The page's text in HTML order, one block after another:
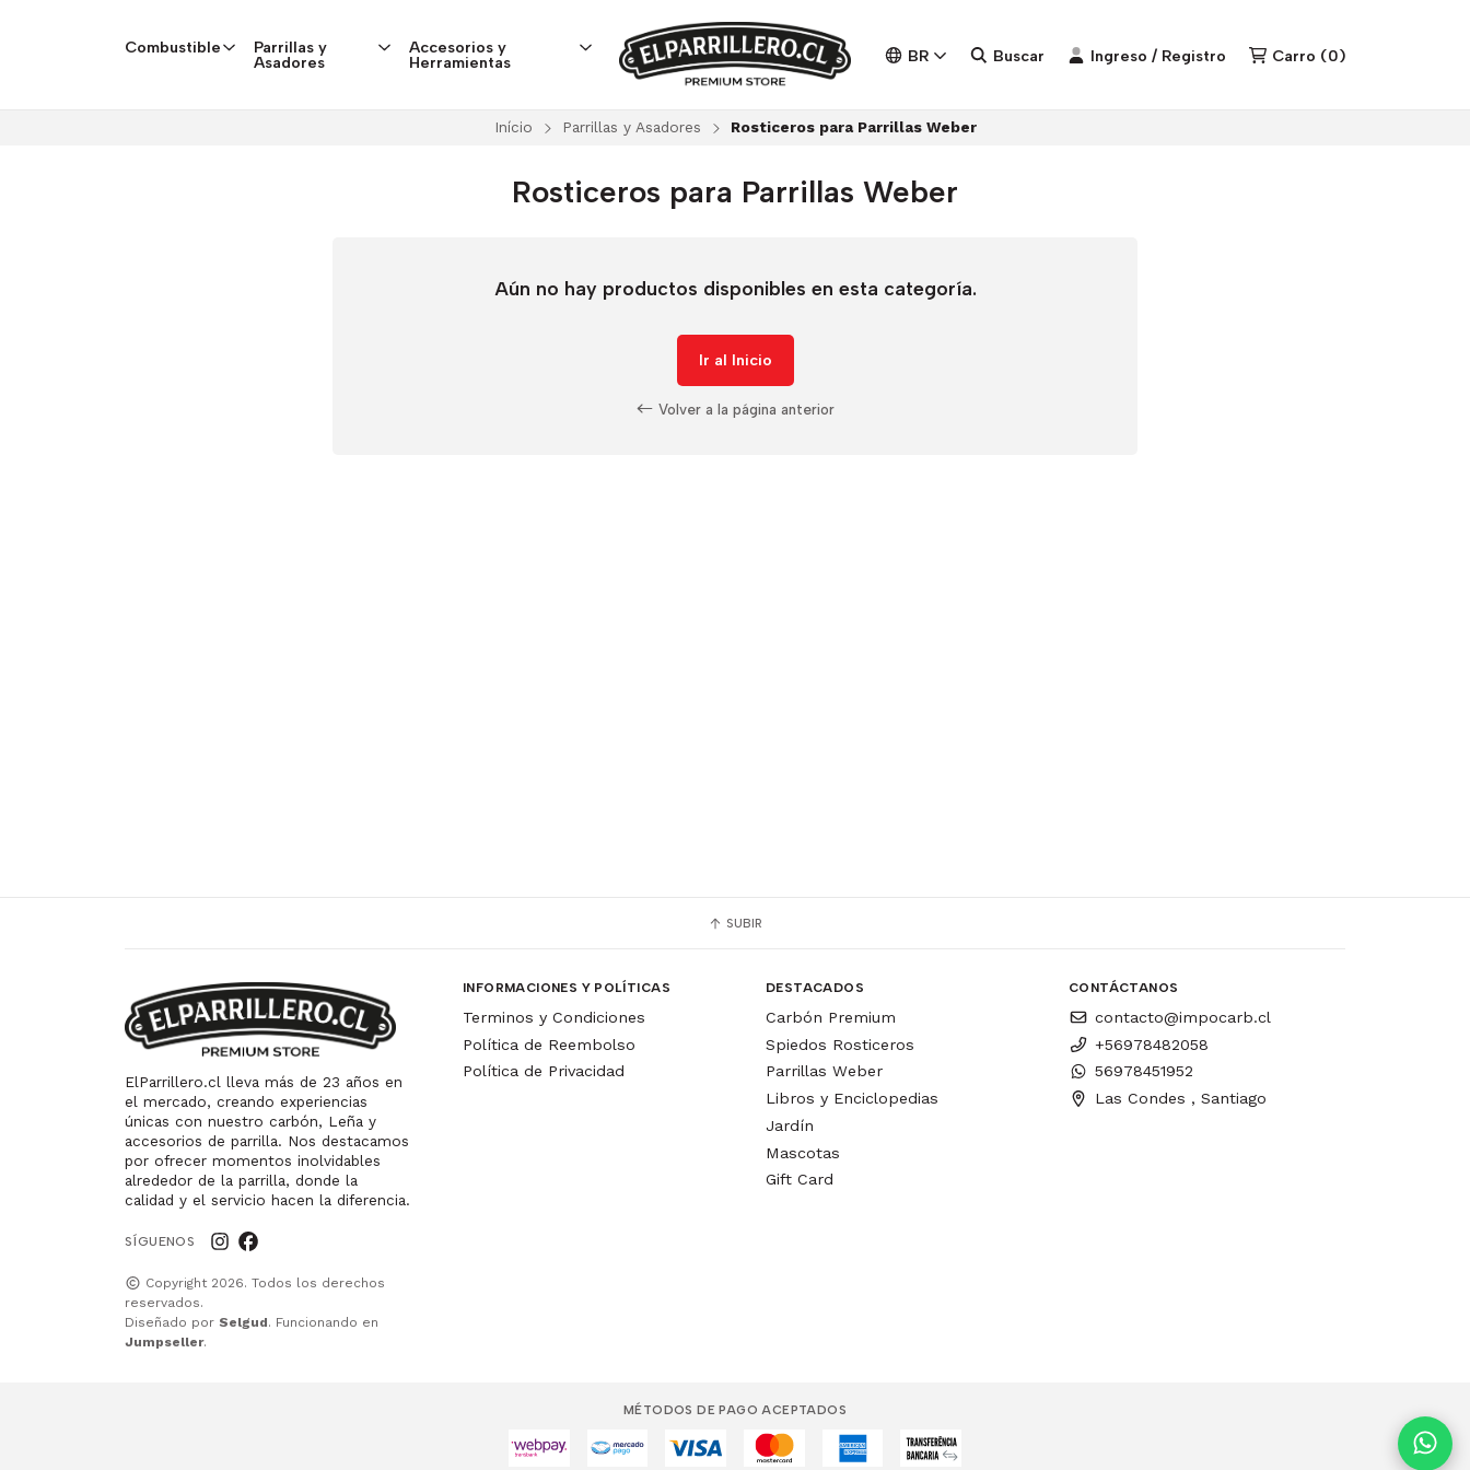
Combustible Parrillas y
Asadores
Accesorios y
Herramientas BR Buscar Ingreso / Registro Carro (0)
Início Parrillas y Asadores Rosticeros para Parrillas Weber
Rosticeros para Parrillas Weber
Aún no hay productos disponibles en esta categoría.
Ir al Inicio
Volver a la página anterior
SUBIR
ElParrillero.cl lleva más de 23 años en
el mercado, creando experiencias
únicas con nuestro carbón, Leña y
accesorios de parrilla. Nos destacamos
por ofrecer momentos inolvidables
alrededor de la parrilla, donde la
calidad y el servicio hacen la diferencia.
SÍGUENOS
Copyright 2026. Todos los derechos
reservados.
Diseñado por Selgud. Funcionando en
Jumpseller.
INFORMACIONES Y POLÍTICAS
Terminos y Condiciones
Política de Reembolso
Política de Privacidad
DESTACADOS
Carbón Premium
Spiedos Rosticeros
Parrillas Weber
Libros y Enciclopedias
Jardín
Mascotas
Gift Card
CONTÁCTANOS
contacto@impocarb.cl
+56978482058
56978451952
Las Condes , Santiago
MÉTODOS DE PAGO ACEPTADOS